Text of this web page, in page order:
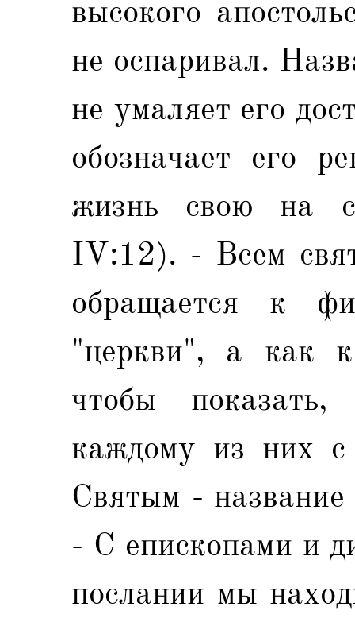
высокого
не оспаривал.
не умаляет его
обозначает его
жизнь свою на
IV:12). - Всем
обращается к
"церкви", а как к
чтобы
каждому из них с
Святым -
- С епископами и
послании мы